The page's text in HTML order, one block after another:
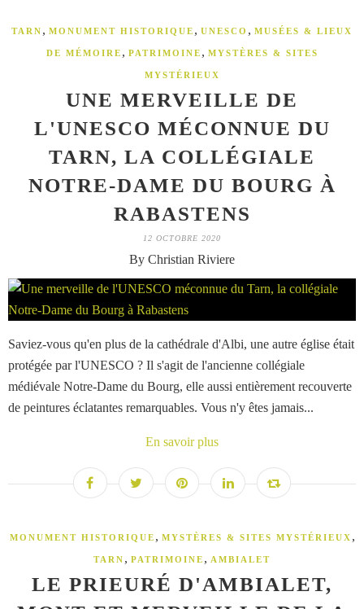
TARN , MONUMENT HISTORIQUE , UNESCO , MUSÉES & LIEUX
DE MÉMOIRE , PATRIMOINE , MYSTÈRES & SITES
MYSTÉRIEUX
UNE MERVEILLE DE
L'UNESCO MÉCONNUE DU
TARN, LA COLLÉGIALE
NOTRE-DAME DU BOURG À
RABASTENS
12 OCTOBRE 2020
By Christian Riviere
Saviez-vous qu'en plus de la cathédrale d'Albi, une autre église était
protégée par l'UNESCO ? Il s'agit de l'ancienne collégiale
médiévale Notre-Dame du Bourg, elle aussi entièrement recouverte
de peintures éclatantes remarquables. Vous n'y êtes jamais...
En savoir plus
MONUMENT HISTORIQUE , MYSTÈRES & SITES MYSTÉRIEUX ,
TARN , PATRIMOINE , AMBIALET
LE PRIEURÉ D'AMBIALET,